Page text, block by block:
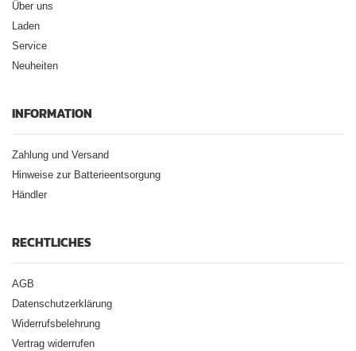
Über uns
Laden
Service
Neuheiten
INFORMATION
Zahlung und Versand
Hinweise zur Batterieentsorgung
Händler
RECHTLICHES
AGB
Datenschutzerklärung
Widerrufsbelehrung
Vertrag widerrufen